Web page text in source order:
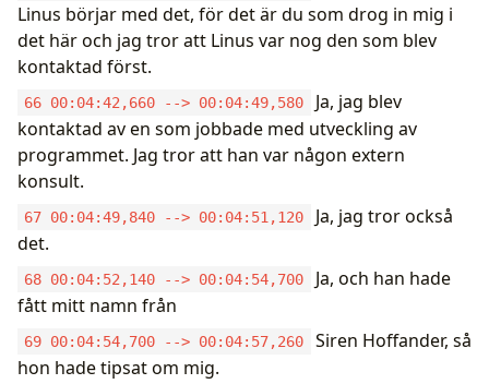
Linus börjar med det, för det är du som drog in mig i
det här och jag tror att Linus var nog den som blev
kontaktad först.
66 00:04:42,660 --> 00:04:49,580
Ja, jag blev
kontaktad av en som jobbade med utveckling av
programmet. Jag tror att han var någon extern
konsult.
67 00:04:49,840 --> 00:04:51,120
Ja, jag tror också
det.
68 00:04:52,140 --> 00:04:54,700
Ja, och han hade
fått mitt namn från
69 00:04:54,700 --> 00:04:57,260
Siren Hoffander, så
hon hade tipsat om mig.